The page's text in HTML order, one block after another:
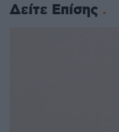
Δείτε Επίσης